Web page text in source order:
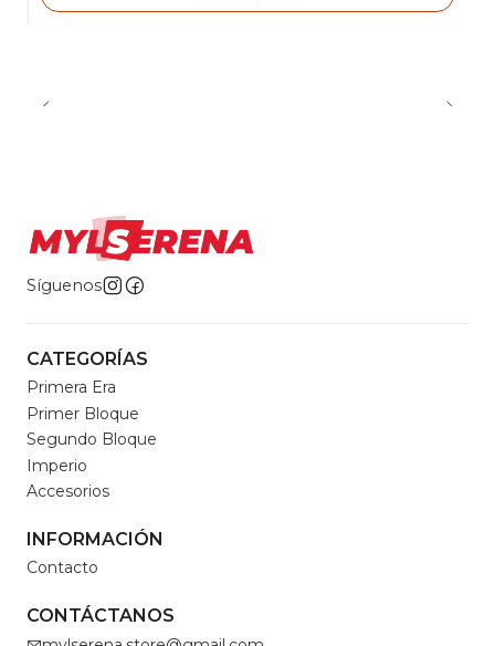
Síguenos
CATEGORÍAS
Primera Era
Primer Bloque
Segundo Bloque
Imperio
Accesorios
INFORMACIÓN
Contacto
CONTÁCTANOS